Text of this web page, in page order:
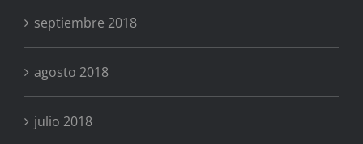
septiembre 2018
agosto 2018
julio 2018